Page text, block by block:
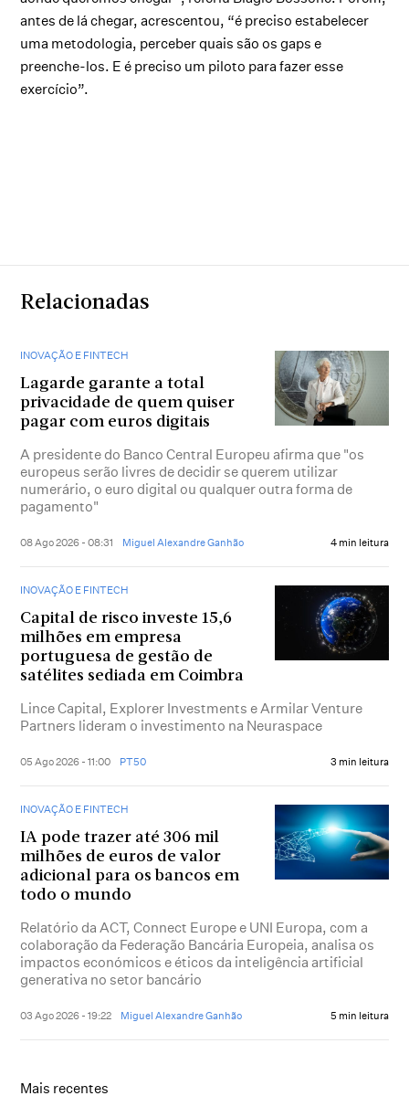
antes de lá chegar, acrescentou, “é preciso estabelecer
uma metodologia, perceber quais são os gaps e
preenche-los. E é preciso um piloto para fazer esse
exercício”.
Relacionadas
INOVAÇÃO E FINTECH
Lagarde garante a total
privacidade de quem quiser
pagar com euros digitais
A presidente do Banco Central Europeu afirma que "os
europeus serão livres de decidir se querem utilizar
numerário, o euro digital ou qualquer outra forma de
pagamento"
08 Ago 2026 - 08:31 Miguel Alexandre Ganhão 4 min leitura
INOVAÇÃO E FINTECH
Capital de risco investe 15,6
milhões em empresa
portuguesa de gestão de
satélites sediada em Coimbra
Lince Capital, Explorer Investments e Armilar Venture
Partners lideram o investimento na Neuraspace
05 Ago 2026 - 11:00 PT50 3 min leitura
INOVAÇÃO E FINTECH
IA pode trazer até 306 mil
milhões de euros de valor
adicional para os bancos em
todo o mundo
Relatório da ACT, Connect Europe e UNI Europa, com a
colaboração da Federação Bancária Europeia, analisa os
impactos económicos e éticos da inteligência artificial
generativa no setor bancário
03 Ago 2026 - 19:22 Miguel Alexandre Ganhão 5 min leitura
Mais recentes